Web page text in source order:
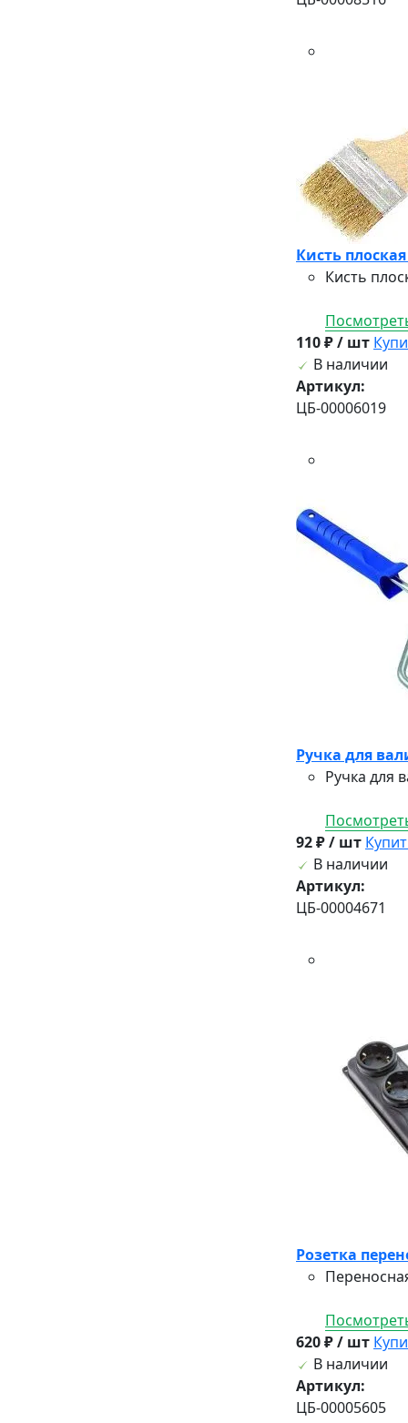
Кисть
Кисть
110 ₽ / шт
В наличии
Артикул:
ЦБ-00006019
Ручка для
Ручка для
92 ₽ / шт
В наличии
Артикул:
ЦБ-00004671
Розетка
620 ₽ / шт
В наличии
Артикул:
ЦБ-00005605